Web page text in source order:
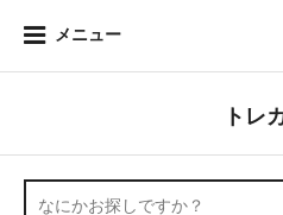
メニュー
トレ